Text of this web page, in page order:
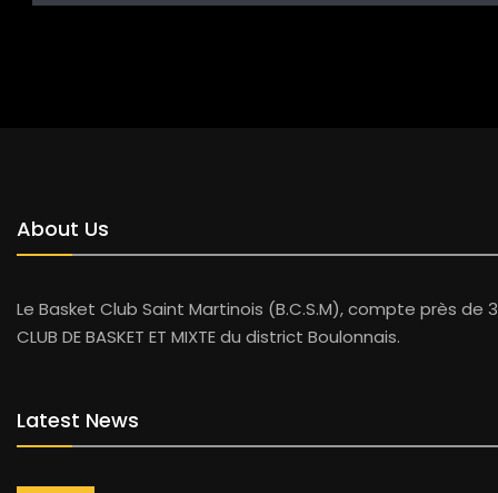
About Us
Le Basket Club Saint Martinois (B.C.S.M), compte près de
CLUB DE BASKET ET MIXTE du district Boulonnais.
Latest News